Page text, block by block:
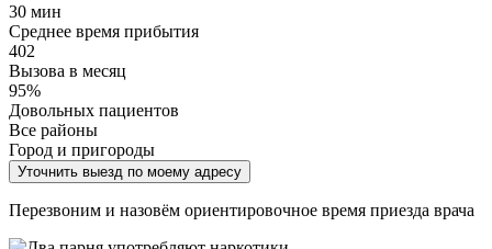
30 мин
Среднее время прибытия
402
Вызова в месяц
95%
Довольных пациентов
Все районы
Город и пригороды
Уточнить выезд по моему адресу
Перезвоним и назовём ориентировочное время приезда врача